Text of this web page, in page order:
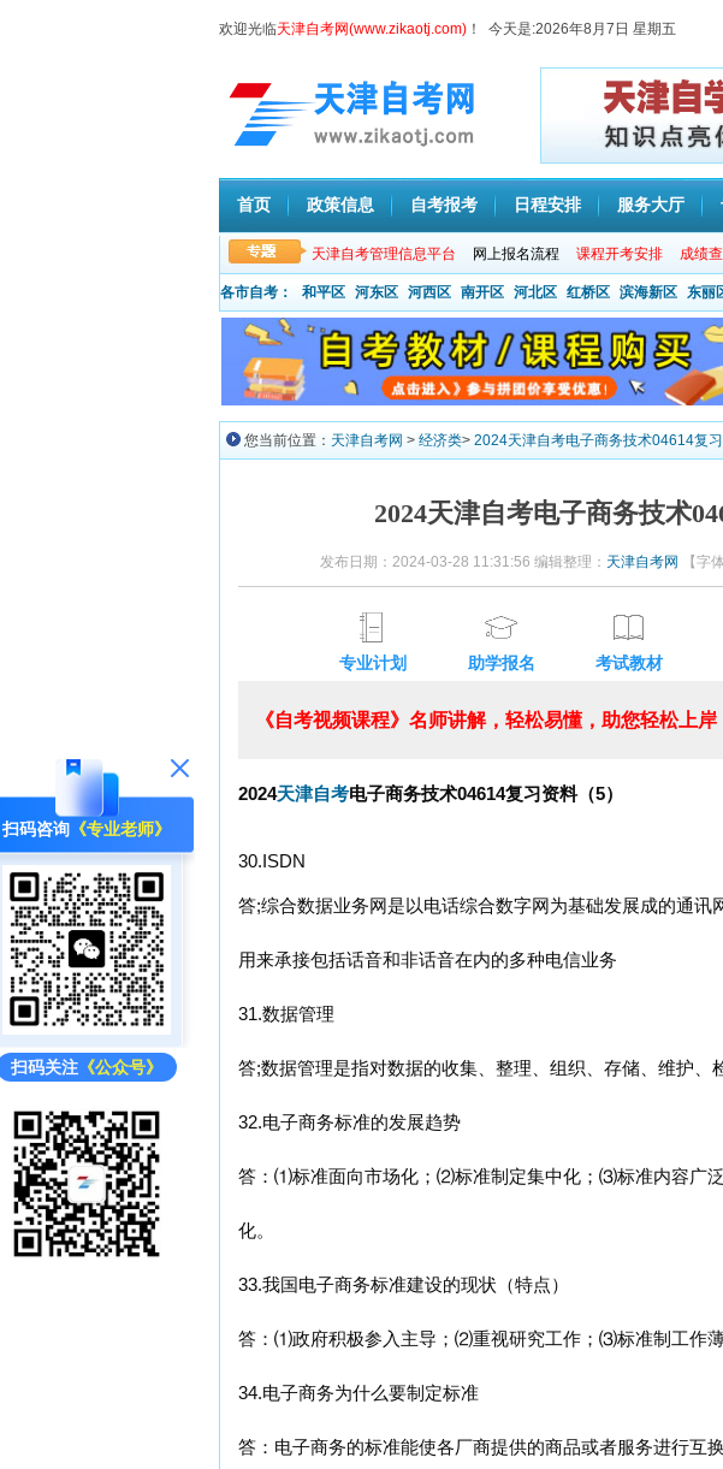
扫码咨询 《专业老师》
扫码关注 《公众号》
欢迎光临天津自考网(www.zikaotj.com) ！ 今天是:2026年8月7日 星期五
首页 政策信息 自考报考 日程安排 服务大厅
天津自考管理信息平台 网上报名流程 课程开考安排 成绩
各市自考： 和平区 河东区 河西区 南开区 河北区 红桥区 滨海新区 东丽
您当前位置： 天津自考网 > 经济类> 2024天津自考电子商务技术04614复习
2024天津自考电子商务技术
发布日期：2024-03-28 11:31:56 编辑整理： 天津自考网 【字
专业计划 助学报名 考试教材
《自考视频课程》名师讲解，轻松易懂，助您轻松上岸
2024天津自考电子商务技术04614复习资料（5）
30.ISDN
答;综合数据业务网是以电话综合数字网为基础发展成的通讯
用来承接包括话音和非话音在内的多种电信业务
31.数据管理
答;数据管理是指对数据的收集、整理、组织、存储、维护、
32.电子商务标准的发展趋势
答：⑴标准面向市场化；⑵标准制定集中化；⑶标准内容广
化。
33.我国电子商务标准建设的现状（特点）
答：⑴政府积极参入主导；⑵重视研究工作；⑶标准制工作
34.电子商务为什么要制定标准
答：电子商务的标准能使各厂商提供的商品或者服务进行互